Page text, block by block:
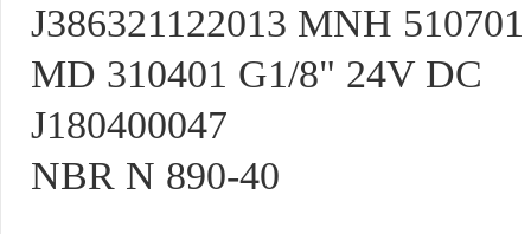
J386321122013 MNH
MD 310401 G1/8" 24V DC
J180400047
NBR N 890-40